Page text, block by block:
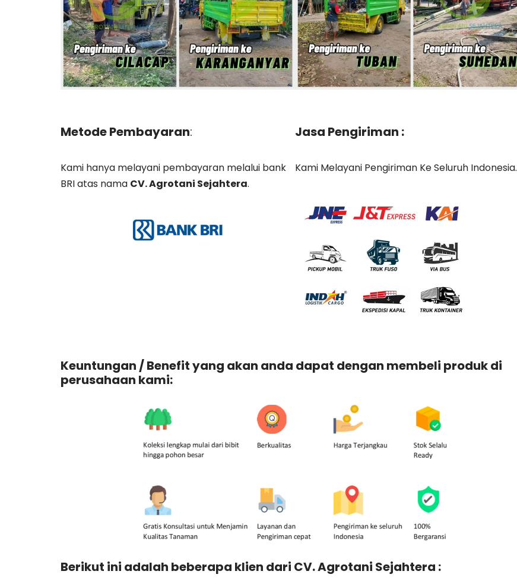
Metode Pembayaran:
Kami hanya melayani pembayaran melalui bank
BRI atas nama CV. Agrotani Sejahtera.
Jasa Pengiriman :
Kami Melayani Pengiriman Ke Seluruh Indonesia.
Keuntungan / Benefit yang akan anda dapat dengan membeli produk di
perusahaan kami:
Berikut ini adalah beberapa klien dari CV. Agrotani Sejahtera :